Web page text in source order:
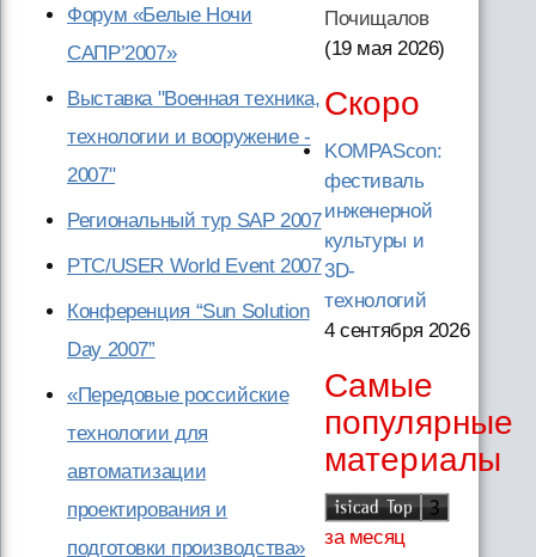
Форум «Белые Ночи
САПР’2007»
Выставка "Военная техника,
технологии и вооружение -
2007"
Региональный тур SAP 2007
PTC/USER World Event 2007
Конференция “Sun Solution
Day 2007”
«Передовые российские
технологии для
автоматизации
проектирования и
подготовки производства»
Почищалов
(19 мая 2026)
Скоро
KOMPAScon:
фестиваль
инженерной
культуры и
3D-
технологий
4 сентября 2026
Самые
популярные
материалы
за месяц